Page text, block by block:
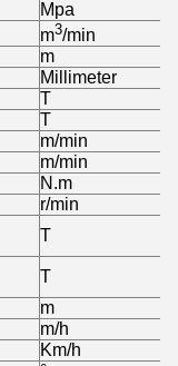
Mpa
m3/min
m
Millimeter
T
T
m/min
m/min
N.m
r/min
T
T
m
m/h
Km/h